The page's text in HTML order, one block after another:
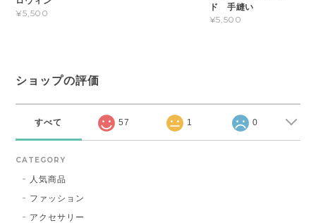
¥5,500
ド 手縫い
¥5,500
ショップの評価
すべて 57 1 0
CATEGORY
人気商品
ファッション
アクセサリー